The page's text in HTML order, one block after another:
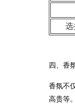
选
四、香
香氛不
高贵等